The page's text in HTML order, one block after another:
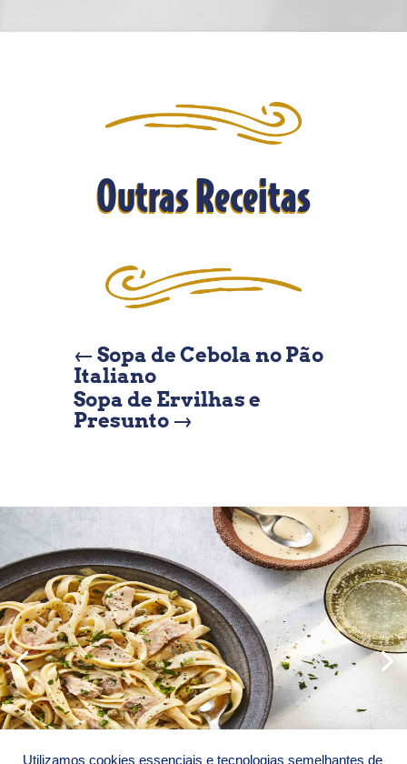
Outras Receitas
← Sopa de Cebola no Pão
Italiano
Sopa de Ervilhas e
Presunto→
Utilizamos cookies essenciais e tecnologias semelhantes de